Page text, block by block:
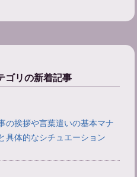
ゴリの新着記事
の挨拶や言葉遣いの基本マナ
具体的なシチュエーション